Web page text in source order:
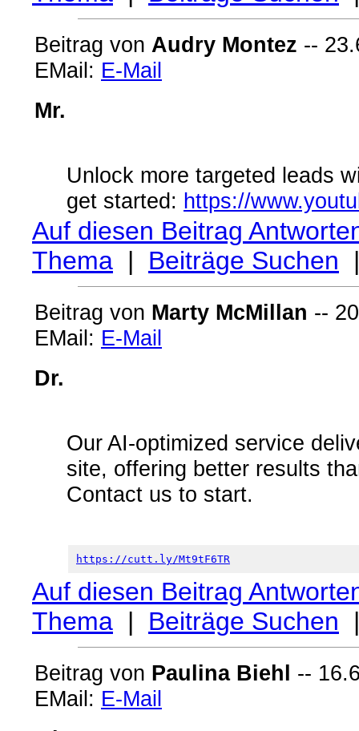
Beitrag von Audry Montez --
EMail: E-Mail
Mr.
Unlock more targeted leads
get started: https://
Auf diesen Beitrag
Thema | Beiträge Suchen
Beitrag von Marty McMillan --
EMail: E-Mail
Dr.
Our AI-optimized service
site, offering better results
Contact us to start.
https://cutt.ly/Mt9tF6TR
Auf diesen Beitrag
Thema | Beiträge Suchen
Beitrag von Paulina Biehl
--
EMail: E-Mail